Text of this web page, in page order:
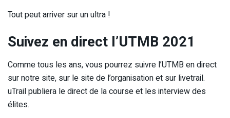
Tout peut arriver sur un ultra !
Suivez en direct l’UTMB 2021
Comme tous les ans, vous pourrez suivre l’UTMB en direct
sur notre site, sur le site de l’organisation et sur livetrail.
uTrail publiera le direct de la course et les interview des
élites.